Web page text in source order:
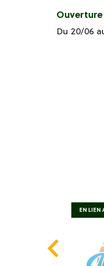
Ouverture
Du 20/06
EN LIEN